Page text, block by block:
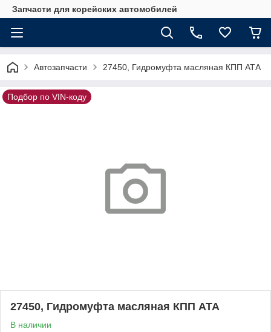
Запчасти для корейских автомобилей
Автозапчасти 27450, Гидромуфта масляная КПП АТА
Подбор по VIN-коду
27450, Гидромуфта масляная КПП АТА
В наличии